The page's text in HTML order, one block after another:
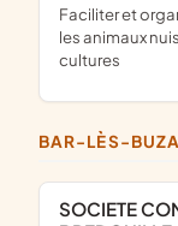
faciliter et organiser la pratique de la chasse, détruire
les animaux
cultures
BAR-LÈS-
SOCIETE COMMUNALE DE CHASSE LA